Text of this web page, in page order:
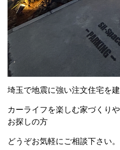
埼玉で地震に強い注文住宅を
カーライフを楽しむ家づくり
お探しの方
どうぞお気軽にご相談下さい。